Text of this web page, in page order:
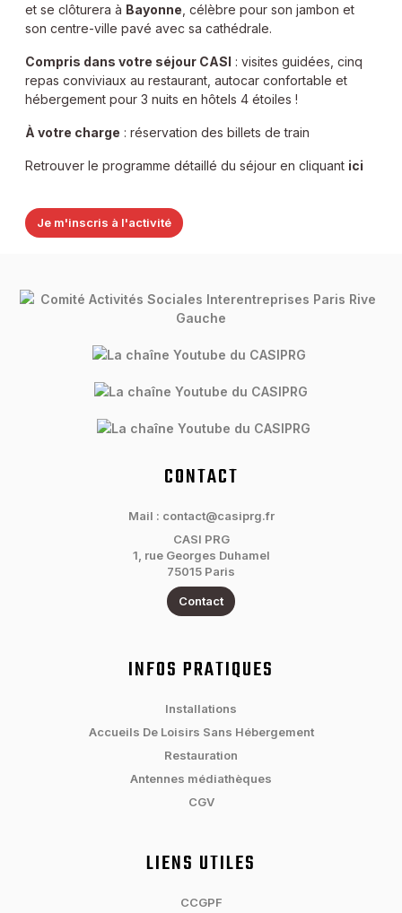
et se clôturera à Bayonne , célèbre pour son jambon et
son centre-ville pavé avec sa cathédrale.
Compris dans votre séjour CASI : visites guidées, cinq
repas conviviaux au restaurant, autocar confortable et
hébergement pour 3 nuits en hôtels 4 étoiles !
À votre charge : réservation des billets de train
Retrouver le programme détaillé du séjour en cliquant ici
Je m'inscris à l'activité
CONTACT
Mail : contact@casiprg.fr
CASI PRG
1, rue Georges Duhamel
75015 Paris
Contact
INFOS PRATIQUES
Installations
Accueils De Loisirs Sans Hébergement
Restauration
Antennes médiathèques
CGV
LIENS UTILES
CCGPF